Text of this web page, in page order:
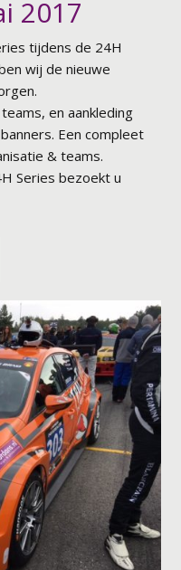
2017
tijdens de 24H
wij de nieuwe
en aankleding
Een compleet
& teams.
Series bezoekt u